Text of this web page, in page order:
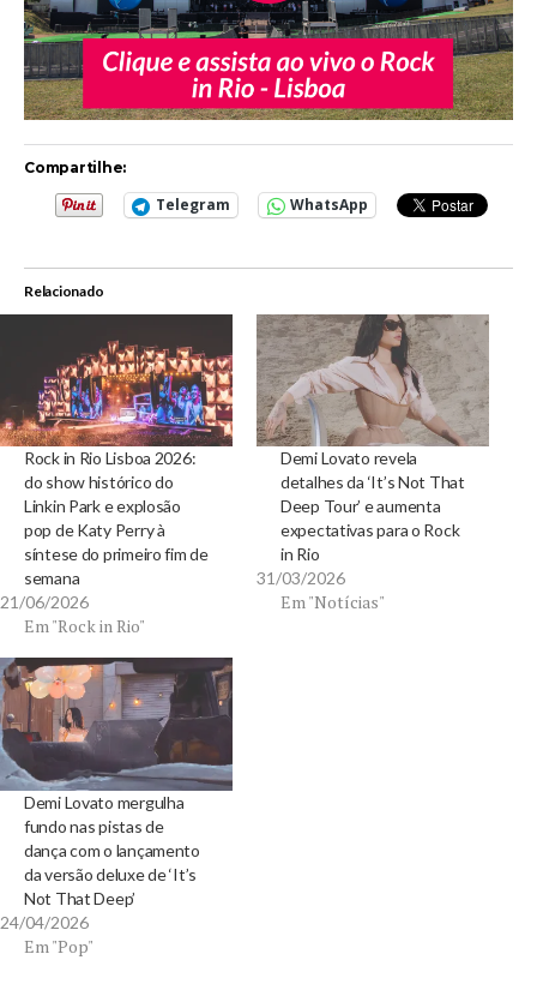
Compartilhe:
Telegram WhatsApp
Relacionado
Rock in Rio Lisboa 2026:
do show histórico do
Linkin Park e explosão
pop de Katy Perry à
síntese do primeiro fim de
semana
21/06/2026
Em "Rock in Rio"
Demi Lovato revela
detalhes da ‘It’s Not That
Deep Tour’ e aumenta
expectativas para o Rock
in Rio
31/03/2026
Em "Notícias"
Demi Lovato mergulha
fundo nas pistas de
dança com o lançamento
da versão deluxe de ‘It’s
Not That Deep’
24/04/2026
Em "Pop"